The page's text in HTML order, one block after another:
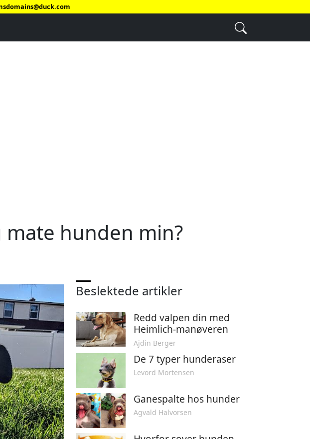
mate hunden min?
Beslektede artikler
Redd valpen din med
Heimlich-manøveren
Ajdin Berger
De 7 typer hunderaser
Levord Mortensen
Ganespalte hos hunder
Agvald Halvorsen